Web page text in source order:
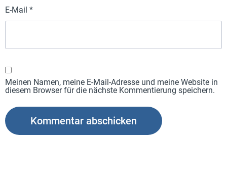
E-Mail *
Meinen Namen, meine E-Mail-Adresse und meine Website in
diesem Browser für die nächste Kommentierung speichern.